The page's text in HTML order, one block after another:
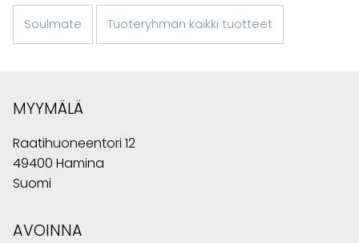
Soulmate Tuoteryhmän kaikki tuotteet
MYYMÄLÄ
Raatihuoneentori 12
49400 Hamina
Suomi
AVOINNA